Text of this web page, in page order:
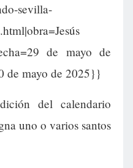
sevilla-
de mayo de
de mayo de 2025}}
del calendario
uno o varios santos